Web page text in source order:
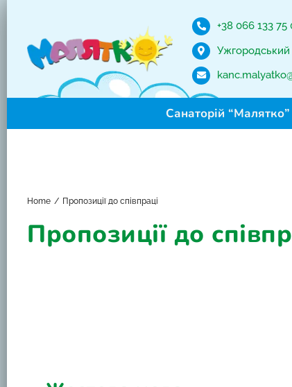
content
+38 066 133 75
Ужгородський
Санаторій “Малятко”
Home Пропозиції до співпраці
Пропозиції до